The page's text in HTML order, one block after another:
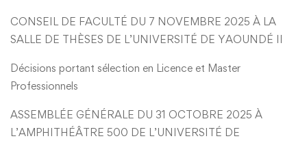
CONSEIL DE FACULTÉ DU 7 NOVEMBRE 2025 À LA
SALLE DE THÈSES DE L’UNIVERSITÉ DE YAOUNDÉ II
Décisions portant sélection en Licence et Master
Professionnels
ASSEMBLÉE GÉNÉRALE DU 31 OCTOBRE 2025 À
L’AMPHITHÉÂTRE 500 DE L’UNIVERSITÉ DE